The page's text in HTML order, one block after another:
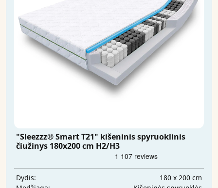
"Sleezzz® Smart T21" kišeninis spyruoklinis
čiužinys 180x200 cm H2/H3
Dydis:
180 x 200 cm